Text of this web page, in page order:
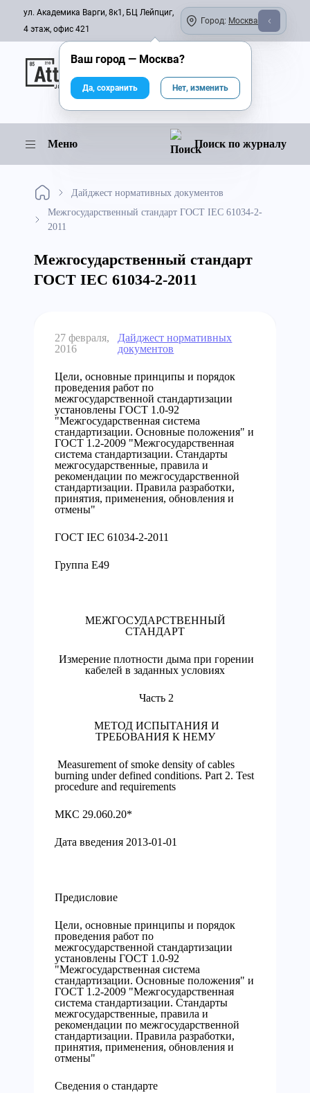
ул. Академика Варги, 8к1, БЦ Лейпциг,
4 этаж, офис 421
Город: Москва
Онлайн-журнал
Меню Поиск по журналу
Дайджест нормативных документов
Межгосударственный стандарт ГОСТ IEC 61034-2-
2011
Межгосударственный стандарт
ГОСТ IEC 61034-2-2011
27 февраля,
2016
Дайджест нормативных
документов
Цели, основные принципы и порядок
проведения работ по
межгосударственной стандартизации
установлены ГОСТ 1.0-92
"Межгосударственная система
стандартизации. Основные положения" и
ГОСТ 1.2-2009 "Межгосударственная
система стандартизации. Стандарты
межгосударственные, правила и
рекомендации по межгосударственной
стандартизации. Правила разработки,
принятия, применения, обновления и
отмены"
ГОСТ IEC 61034-2-2011
Группа Е49
МЕЖГОСУДАРСТВЕННЫЙ
СТАНДАРТ
Измерение плотности дыма при горении
кабелей в заданных условиях
Часть 2
МЕТОД ИСПЫТАНИЯ И
ТРЕБОВАНИЯ К НЕМУ
Measurement of smoke density of cables
burning under defined conditions. Part 2. Test
procedure and requirements
МКС 29.060.20*
Дата введения 2013-01-01
Предисловие
Цели, основные принципы и порядок
проведения работ по
межгосударственной стандартизации
установлены ГОСТ 1.0-92
"Межгосударственная система
стандартизации. Основные положения" и
ГОСТ 1.2-2009 "Межгосударственная
система стандартизации. Стандарты
межгосударственные, правила и
рекомендации по межгосударственной
стандартизации. Правила разработки,
принятия, применения, обновления и
отмены"
Сведения о стандарте
Ваш город — Москва?
Да, сохранить Нет, изменить